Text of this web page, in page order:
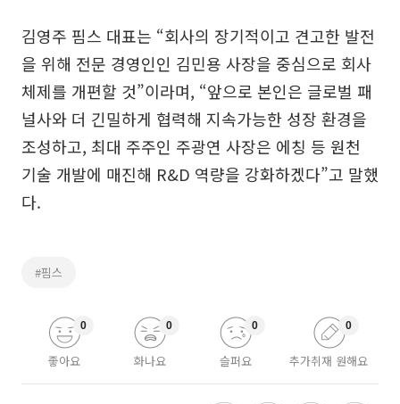
김영주 핌스 대표는 “회사의 장기적이고 견고한 발전
을 위해 전문 경영인인 김민용 사장을 중심으로 회사
체제를 개편할 것”이라며, “앞으로 본인은 글로벌 패
널사와 더 긴밀하게 협력해 지속가능한 성장 환경을
조성하고, 최대 주주인 주광연 사장은 에칭 등 원천
기술 개발에 매진해 R&D 역량을 강화하겠다”고 말했
다.
#핌스
좋아요
0
화나요
0
슬퍼요
0
추가취재 원해요
0